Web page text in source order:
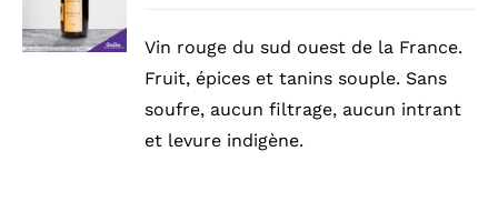
/
DÉTAILS
Vin rouge du sud ouest de la France.
Fruit, épices et tanins souple. Sans
soufre, aucun filtrage, aucun intrant
et levure indigène.